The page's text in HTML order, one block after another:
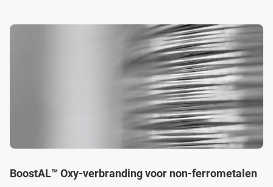
BoostAL™ Oxy-verbranding voor non-ferrometalen